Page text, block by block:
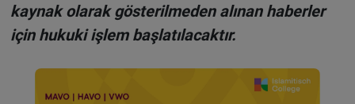
kaynak olarak gösterilmeden alınan haberler
için hukuki işlem başlatılacaktır.